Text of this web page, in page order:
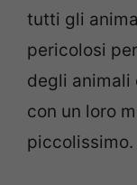
tutti gli
pericolosi
degli animali
con un loro
piccolissimo.